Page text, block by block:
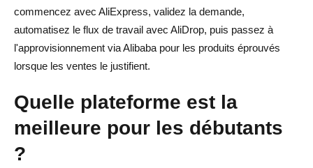
commencez avec AliExpress, validez la demande,
automatisez le flux de travail avec AliDrop, puis passez à
l'approvisionnement via Alibaba pour les produits éprouvés
lorsque les ventes le justifient.
Quelle plateforme est la
meilleure pour les débutants
?